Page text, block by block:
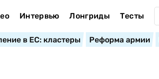
Интервью Лонгриды Тесты
в ЕС: кластеры Реформа армии